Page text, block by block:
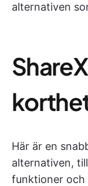
alternativen
Här är en
alternativen,
funktioner och